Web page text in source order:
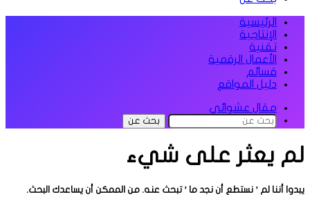
الرئيسية
الإنتاجية
تقنية
الأعمال الرقمية
قسائم
دليل المواقع
مقال عشوائي
بحث عن
لم يعثر على شيء
يبدوا أننا لم ’ نستطع أن نجد ما ’ تبحث عنه. من الممكن أن يساعدك البحث.